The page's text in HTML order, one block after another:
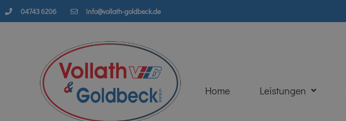
04743 6206 info@vollath-goldbeck.de
Home Leistungen